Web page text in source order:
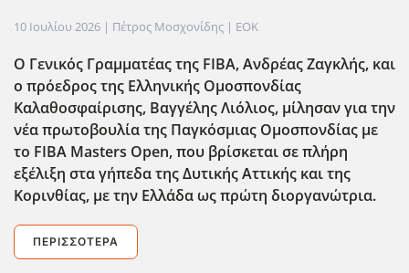
10 Ιουλίου 2026 | Πέτρος Μοσχονίδης | EOK
Ο Γενικός Γραμματέας της FIBA, Ανδρέας Ζαγκλής, και
ο πρόεδρος της Ελληνικής Ομοσπονδίας
Καλαθοσφαίρισης, Βαγγέλης Λιόλιος, μίλησαν για την
νέα πρωτοβουλία της Παγκόσμιας Ομοσπονδίας με
το FIBA Masters Open, που βρίσκεται σε πλήρη
εξέλιξη στα γήπεδα της Δυτικής Αττικής και της
Κορινθίας, με την Ελλάδα ως πρώτη διοργανώτρια.
ΠΕΡΙΣΣΌΤΕΡΑ